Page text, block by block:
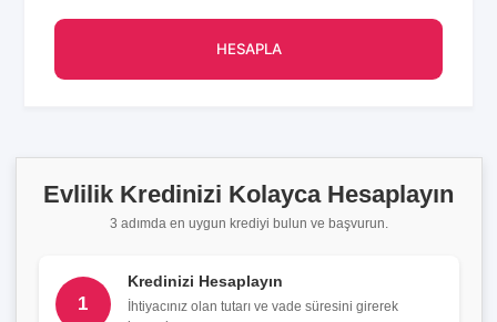
HESAPLA
Evlilik Kredinizi Kolayca Hesaplayın
3 adımda en uygun krediyi bulun ve başvurun.
1
Kredinizi Hesaplayın
İhtiyacınız olan tutarı ve vade süresini girerek